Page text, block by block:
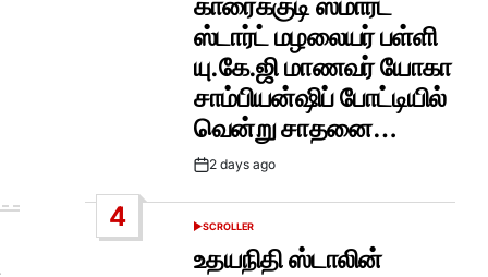
ஸ்டார்ட் மழலையர் பள்ளி
யு.கே.ஜி மாணவர் யோகா
சாம்பியன்ஷிப் போட்டியில்
வென்று சாதனை…
Post2 days ago
4
POSTED
SCROLLER
உதயநிதி ஸ்டாலின்